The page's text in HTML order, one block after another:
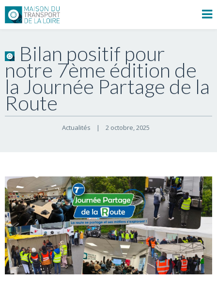
Bilan positif pour
notre 7ème édition de
la Journée Partage de la
Route
Actualités | 2 octobre, 2025